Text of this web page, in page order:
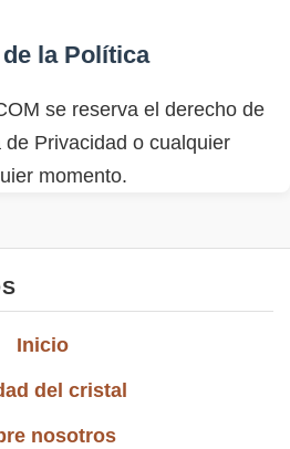
la Política
se reserva el derecho de
Privacidad o cualquier
momento.
Inicio
del cristal
nosotros